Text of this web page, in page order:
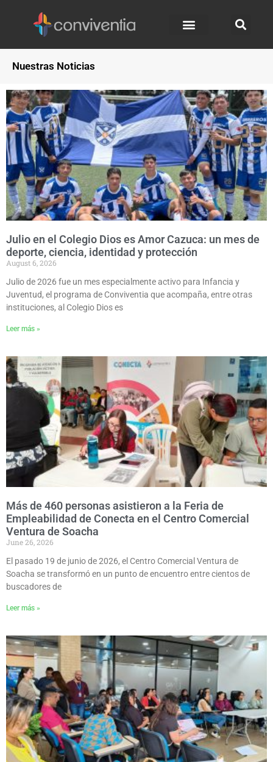
Nuestras Noticias
Julio en el Colegio Dios es Amor Cazuca: un mes de
deporte, ciencia, identidad y protección
August 6, 2026
Julio de 2026 fue un mes especialmente activo para Infancia y
Juventud, el programa de Conviventia que acompaña, entre otras
instituciones, al Colegio Dios es
Leer más »
Más de 460 personas asistieron a la Feria de
Empleabilidad de Conecta en el Centro Comercial
Ventura de Soacha
June 26, 2026
El pasado 19 de junio de 2026, el Centro Comercial Ventura de
Soacha se transformó en un punto de encuentro entre cientos de
buscadores de
Leer más »